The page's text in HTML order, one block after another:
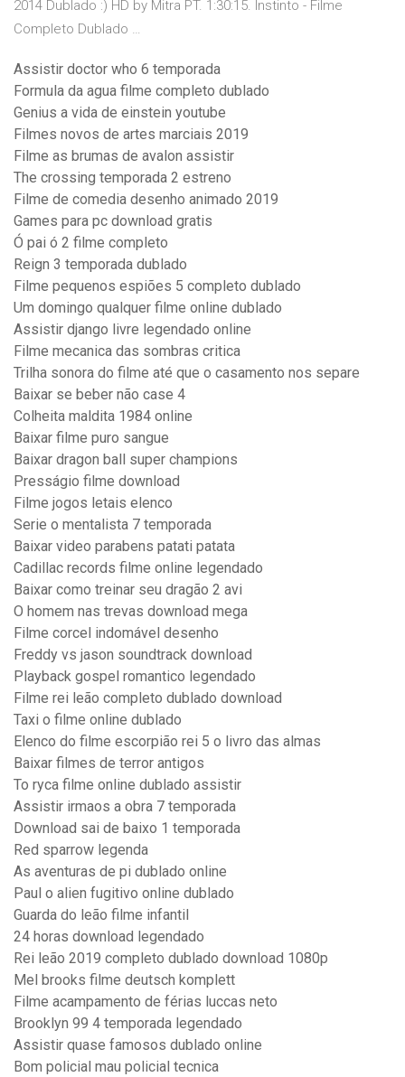
2014 Dublado :) HD by Mitra PT. 1:30:15. Instinto - Filme
Completo Dublado …
Assistir doctor who 6 temporada
Formula da agua filme completo dublado
Genius a vida de einstein youtube
Filmes novos de artes marciais 2019
Filme as brumas de avalon assistir
The crossing temporada 2 estreno
Filme de comedia desenho animado 2019
Games para pc download gratis
Ó pai ó 2 filme completo
Reign 3 temporada dublado
Filme pequenos espiões 5 completo dublado
Um domingo qualquer filme online dublado
Assistir django livre legendado online
Filme mecanica das sombras critica
Trilha sonora do filme até que o casamento nos separe
Baixar se beber não case 4
Colheita maldita 1984 online
Baixar filme puro sangue
Baixar dragon ball super champions
Presságio filme download
Filme jogos letais elenco
Serie o mentalista 7 temporada
Baixar video parabens patati patata
Cadillac records filme online legendado
Baixar como treinar seu dragão 2 avi
O homem nas trevas download mega
Filme corcel indomável desenho
Freddy vs jason soundtrack download
Playback gospel romantico legendado
Filme rei leão completo dublado download
Taxi o filme online dublado
Elenco do filme escorpião rei 5 o livro das almas
Baixar filmes de terror antigos
To ryca filme online dublado assistir
Assistir irmaos a obra 7 temporada
Download sai de baixo 1 temporada
Red sparrow legenda
As aventuras de pi dublado online
Paul o alien fugitivo online dublado
Guarda do leão filme infantil
24 horas download legendado
Rei leão 2019 completo dublado download 1080p
Mel brooks filme deutsch komplett
Filme acampamento de férias luccas neto
Brooklyn 99 4 temporada legendado
Assistir quase famosos dublado online
Bom policial mau policial tecnica